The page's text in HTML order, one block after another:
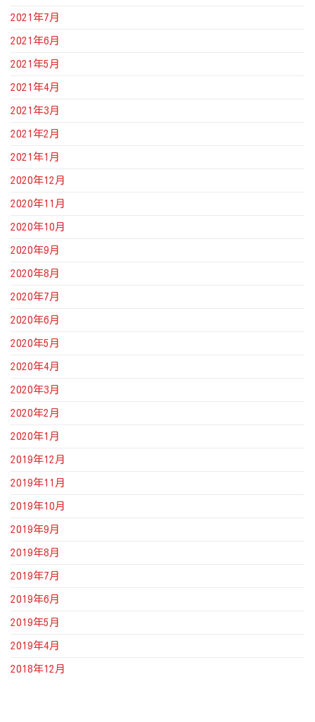
2021年7月
2021年6月
2021年5月
2021年4月
2021年3月
2021年2月
2021年1月
2020年12月
2020年11月
2020年10月
2020年9月
2020年8月
2020年7月
2020年6月
2020年5月
2020年4月
2020年3月
2020年2月
2020年1月
2019年12月
2019年11月
2019年10月
2019年9月
2019年8月
2019年7月
2019年6月
2019年5月
2019年4月
2018年12月